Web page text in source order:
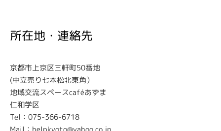
所在地・連絡先
京都市上京区三軒町50番地
(中立売り七本松北東角）
地域交流スペースcaféあずま
仁和学区
Tel：075-366-6718